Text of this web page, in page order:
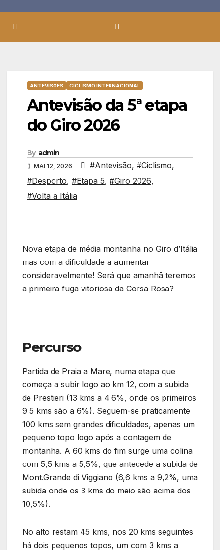
ANTEVISÕES CICLISMO INTERNACIONAL
Antevisão da 5ª etapa
do Giro 2026
By admin
MAI 12, 2026 #Antevisão, #Ciclismo,
#Desporto, #Etapa 5, #Giro 2026,
#Volta a Itália
Nova etapa de média montanha no Giro d’Itália
mas com a dificuldade a aumentar
consideravelmente! Será que amanhã teremos
a primeira fuga vitoriosa da Corsa Rosa?
Percurso
Partida de Praia a Mare, numa etapa que
começa a subir logo ao km 12, com a subida
de Prestieri (13 kms a 4,6%, onde os primeiros
9,5 kms são a 6%). Seguem-se praticamente
100 kms sem grandes dificuldades, apenas um
pequeno topo logo após a contagem de
montanha. A 60 kms do fim surge uma colina
com 5,5 kms a 5,5%, que antecede a subida de
Mont.Grande di Viggiano (6,6 kms a 9,2%, uma
subida onde os 3 kms do meio são acima dos
10,5%).
No alto restam 45 kms, nos 20 kms seguintes
há dois pequenos topos, um com 3 kms a